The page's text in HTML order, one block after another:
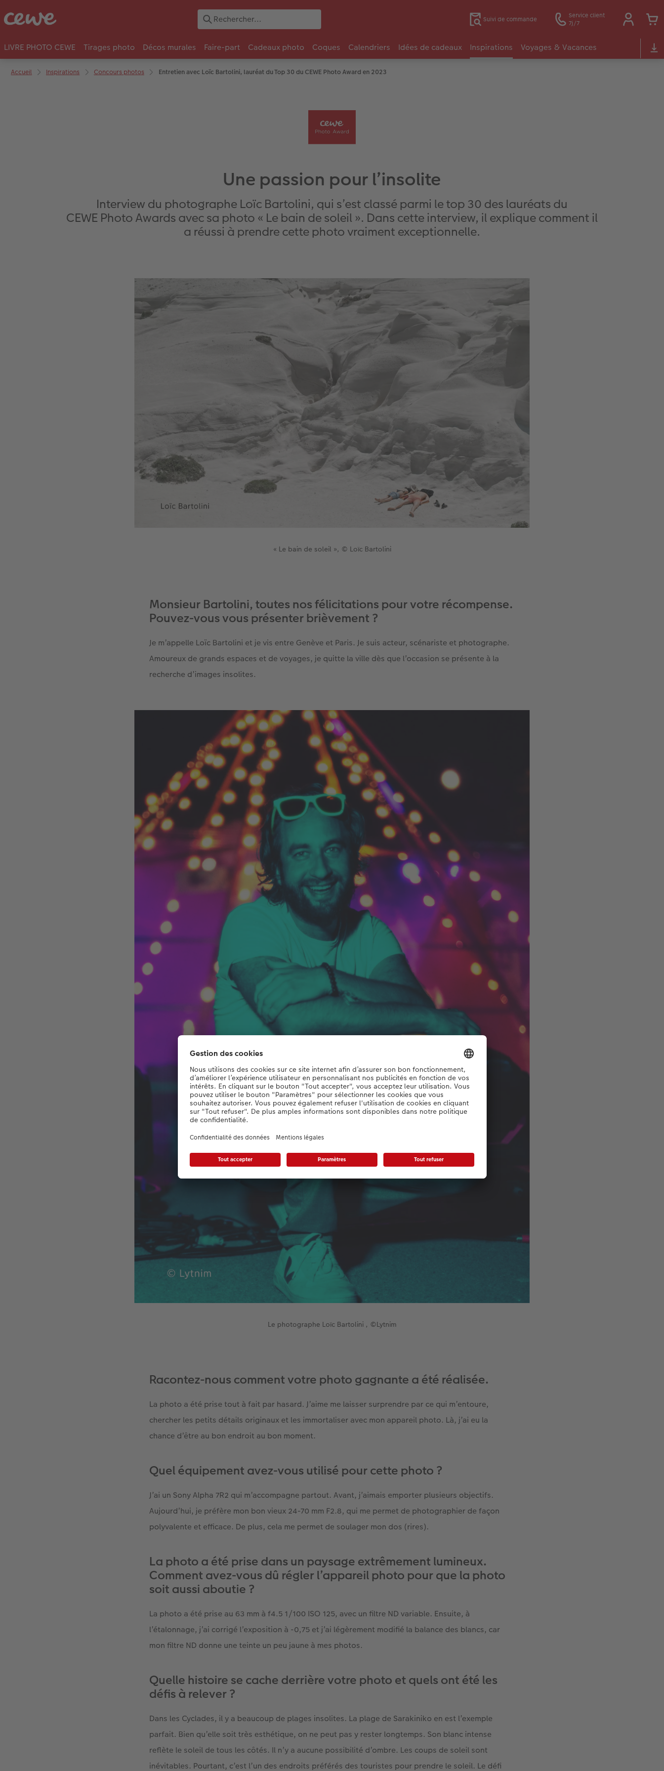
Suivi de commande
Service client
7j/7
LIVRE PHOTO CEWE Tirages photo Décos murales Faire-part Cadeaux photo Coques Calendriers Idées de cadeaux Inspirations Voyages & Vacances
Accueil Inspirations Concours photos Entretien avec Loïc Bartolini, lauréat du Top 30 du CEWE Photo Award en 2023
Une passion pour l’insolite
Interview du photographe Loïc Bartolini, qui s’est classé parmi le top 30 des lauréats du
CEWE Photo Awards avec sa photo « Le bain de soleil ». Dans cette interview, il explique comment il
a réussi à prendre cette photo vraiment exceptionnelle.
« Le bain de soleil », © Loïc Bartolini
Monsieur Bartolini, toutes nos félicitations pour votre récompense.
Pouvez-vous vous présenter brièvement ?
Je m’appelle Loïc Bartolini et je vis entre Genève et Paris. Je suis acteur, scénariste et photographe.
Amoureux de grands espaces et de voyages, je quitte la ville dès que l’occasion se présente à la
recherche d’images insolites.
Le photographe Loïc Bartolini , ©Lytnim
Racontez-nous comment votre photo gagnante a été réalisée.
La photo a été prise tout à fait par hasard. J’aime me laisser surprendre par ce qui m’entoure,
chercher les petits détails originaux et les immortaliser avec mon appareil photo. Là, j’ai eu la
chance d’être au bon endroit au bon moment.
Quel équipement avez-vous utilisé pour cette photo ?
J’ai un Sony Alpha 7R2 qui m’accompagne partout. Avant, j’aimais emporter plusieurs objectifs.
Aujourd’hui, je préfère mon bon vieux 24-70 mm F2.8, qui me permet de photographier de façon
polyvalente et efficace. De plus, cela me permet de soulager mon dos (rires).
La photo a été prise dans un paysage extrêmement lumineux.
Comment avez-vous dû régler l’appareil photo pour que la photo
soit aussi aboutie ?
La photo a été prise au 63 mm à f4.5 1/100 ISO 125, avec un filtre ND variable. Ensuite, à
l’étalonnage, j’ai corrigé l’exposition à -0,75 et j’ai légèrement modifié la balance des blancs, car
mon filtre ND donne une teinte un peu jaune à mes photos.
Quelle histoire se cache derrière votre photo et quels ont été les
défis à relever ?
Dans les Cyclades, il y a beaucoup de plages insolites. La plage de Sarakiniko en est l’exemple
parfait. Bien qu’elle soit très esthétique, on ne peut pas y rester longtemps. Son blanc intense
reflète le soleil de tous les côtés. Il n’y a aucune possibilité d’ombre. Les coups de soleil sont
inévitables. Pourtant, c’est l’un des endroits préférés des touristes pour prendre le soleil. Le défi